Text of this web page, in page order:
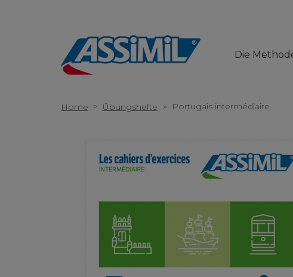
Die
Home > Übungshefte > Portugais intermédiaire